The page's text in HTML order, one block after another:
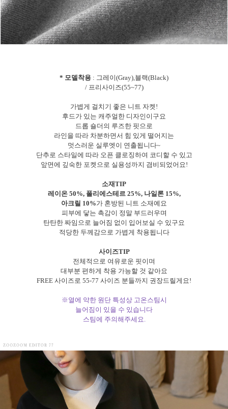
* 모델착용 : 그레이(Gray),블랙(Black)
/ 프리사이즈(55~77)
가볍게 걸치기 좋은 니트 자켓!
후드가 있는 캐주얼한 디자인이구요
드롭 숄더의 루즈한 핏으로
라인을 따라 차분하면서 힘 있게 떨어지는
멋스러운 실루엣이 연출됩니다~
단추로 스타일에 따라 오픈 클로징하여 코디할 수 있고
앞면에 깊숙한 포켓으로 실용성까지 겸비되었어요!
소재TIP
레이온 50%, 폴리에스테르 25%, 나일론 15%,
아크릴 10%가 혼방된 니트 소재예요
피부에 닿는 촉감이 정말 부드러우며
탄탄한 짜임으로 늘어짐 없이 입어보실 수 있구요
적당한 두께감으로 가볍게 착용됩니다
사이즈TIP
전체적으로 여유로운 핏이며
대부분 편하게 착용 가능할 것 같아요
FREE 사이즈로 55-77 사이즈 분들까지 권장드릴게요!
※열에 약한 원단 특성상 고온스팀시
늘어짐이 있을 수 있습니다
스팀에 주의해주세요.